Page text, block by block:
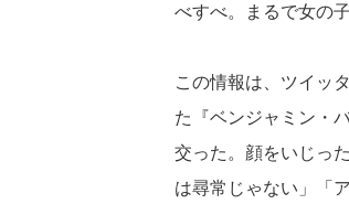
べすべ。まるで女の
この情報は、ツイッ
た『ベンジャミン・
交った。顔をいじっ
は尋常じゃない」「